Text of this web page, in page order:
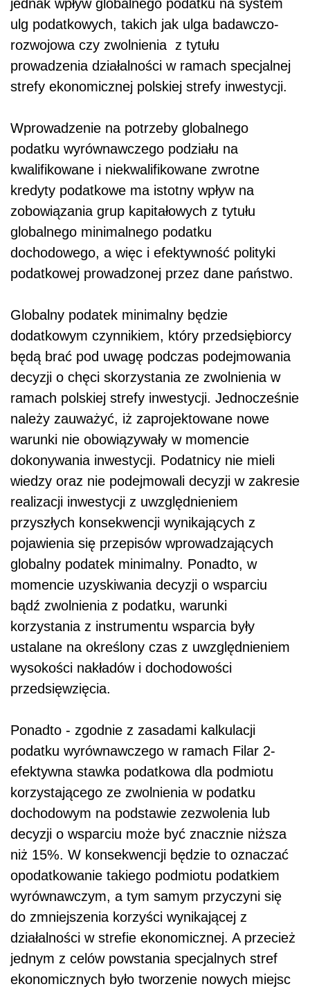
jednak wpływ globalnego podatku na system
ulg podatkowych, takich jak ulga badawczo-
rozwojowa czy zwolnienia z tytułu
prowadzenia działalności w ramach specjalnej
strefy ekonomicznej polskiej strefy inwestycji.
Wprowadzenie na potrzeby globalnego
podatku wyrównawczego podziału na
kwalifikowane i niekwalifikowane zwrotne
kredyty podatkowe ma istotny wpływ na
zobowiązania grup kapitałowych z tytułu
globalnego minimalnego podatku
dochodowego, a więc i efektywność polityki
podatkowej prowadzonej przez dane państwo.
Globalny podatek minimalny będzie
dodatkowym czynnikiem, który przedsiębiorcy
będą brać pod uwagę podczas podejmowania
decyzji o chęci skorzystania ze zwolnienia w
ramach polskiej strefy inwestycji. Jednocześnie
należy zauważyć, iż zaprojektowane nowe
warunki nie obowiązywały w momencie
dokonywania inwestycji. Podatnicy nie mieli
wiedzy oraz nie podejmowali decyzji w zakresie
realizacji inwestycji z uwzględnieniem
przyszłych konsekwencji wynikających z
pojawienia się przepisów wprowadzających
globalny podatek minimalny. Ponadto, w
momencie uzyskiwania decyzji o wsparciu
bądź zwolnienia z podatku, warunki
korzystania z instrumentu wsparcia były
ustalane na określony czas z uwzględnieniem
wysokości nakładów i dochodowości
przedsięwzięcia.
Ponadto - zgodnie z zasadami kalkulacji
podatku wyrównawczego w ramach Filar 2-
efektywna stawka podatkowa dla podmiotu
korzystającego ze zwolnienia w podatku
dochodowym na podstawie zezwolenia lub
decyzji o wsparciu może być znacznie niższa
niż 15%. W konsekwencji będzie to oznaczać
opodatkowanie takiego podmiotu podatkiem
wyrównawczym, a tym samym przyczyni się
do zmniejszenia korzyści wynikającej z
działalności w strefie ekonomicznej. A przecież
jednym z celów powstania specjalnych stref
ekonomicznych było tworzenie nowych miejsc